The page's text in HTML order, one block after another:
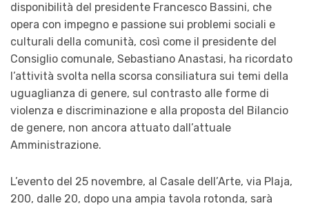
disponibilità del presidente Francesco Bassini, che
opera con impegno e passione sui problemi sociali e
culturali della comunità, così come il presidente del
Consiglio comunale, Sebastiano Anastasi, ha ricordato
l’attività svolta nella scorsa consiliatura sui temi della
uguaglianza di genere, sul contrasto alle forme di
violenza e discriminazione e alla proposta del Bilancio
de genere, non ancora attuato dall’attuale
Amministrazione.
L’evento del 25 novembre, al Casale dell’Arte, via Plaja,
200, dalle 20, dopo una ampia tavola rotonda, sarà